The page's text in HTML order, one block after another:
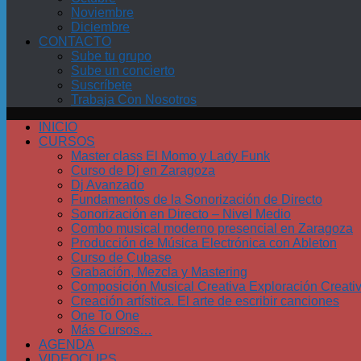
Noviembre
Diciembre
CONTACTO
Sube tu grupo
Sube un concierto
Suscríbete
Trabaja Con Nosotros
INICIO
CURSOS
Master class El Momo y Lady Funk
Curso de Dj en Zaragoza
Dj Avanzado
Fundamentos de la Sonorización de Directo
Sonorización en Directo – Nivel Medio
Combo musical moderno presencial en Zaragoza
Producción de Música Electrónica con Ableton
Curso de Cubase
Grabación, Mezcla y Mastering
Composición Musical Creativa Exploración
Creación artística. El arte de escribir canciones
One To One
Más Cursos…
AGENDA